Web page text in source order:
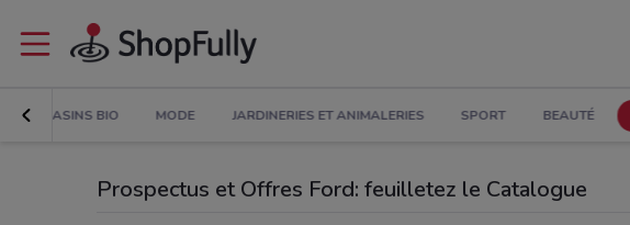
MAGASINS BIO MODE JARDINERIES ET ANIMALERIES SPORT BEAUTÉ
Prospectus et Offres Ford: feuilletez le Catalogue